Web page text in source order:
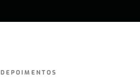
DEPOIMENTOS